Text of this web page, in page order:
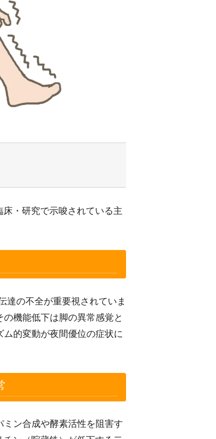
・研究で示唆されている主
達の不全が重要視されていま
機能低下は脚の異常感覚と
的変動が夜間優位の症状に
ン合成や酵素活性を阻害す